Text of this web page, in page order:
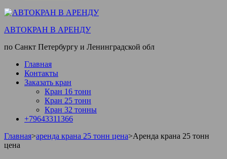
АВТОКРАН В АРЕНДУ
по Санкт Петербургу и Ленинградской обл
Главная
Контакты
Заказать кран
Кран 16 тонн
Кран 25 тонн
Кран 32 тонны
+79643311366
Главная>аренда крана 25 тонн цена>Аренда крана 25 тонн
цена